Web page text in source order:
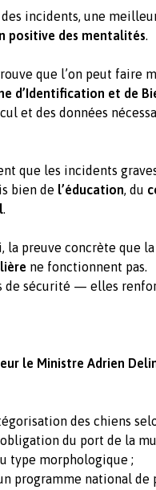
des incidents, une
positive des mentalités.
que l’on peut faire
d’Identification et de
et des données
que les incidents
bien de l’éducation, du
.
la preuve concrète que la
ne fonctionnent pas.
de sécurité — elles
le Ministre Adrien
des chiens
du port de la
type morphologique ;
programme national